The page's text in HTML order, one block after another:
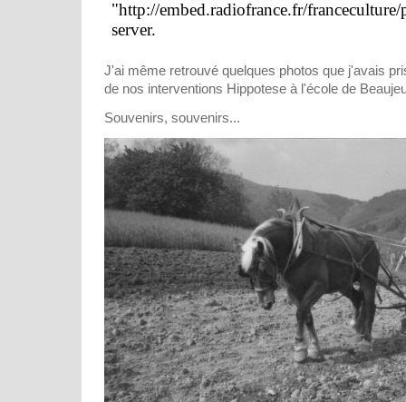
J'ai même retrouvé quelques photos que j'avais
de nos interventions Hippotese à l'école de
Souvenirs, souvenirs...